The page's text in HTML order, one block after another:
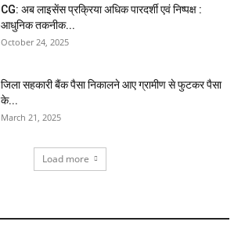
CG: अब लाइसेंस प्रक्रिया अधिक पारदर्शी एवं निष्पक्ष :
आधुनिक तकनीक...
October 24, 2025
जिला सहकारी बैंक पैसा निकालने आए ग्रामीण से फुटकर पैसा
के...
March 21, 2025
Load more